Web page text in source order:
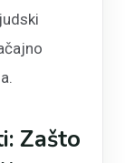
Zašto